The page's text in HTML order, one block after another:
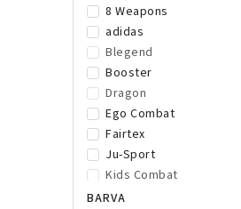
8 Weapons
adidas
Blegend
Booster
Dragon
Ego Combat
Fairtex
Ju-Sport
Kids Combat
Okami
BARVA